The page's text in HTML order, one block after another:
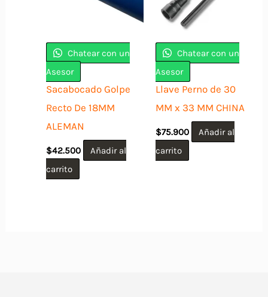
Chatear con un
Asesor
Sacabocado Golpe
Recto De 18MM
ALEMAN
$42.500
Añadir al
carrito
Chatear con un
Asesor
Llave Perno de 30
MM x 33 MM CHINA
$75.900
Añadir al
carrito